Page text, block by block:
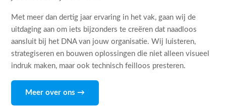
Met meer dan dertig jaar ervaring in het vak, gaan wij de
uitdaging aan om iets bijzonders te creëren dat naadloos
aansluit bij het DNA van jouw organisatie. Wij luisteren,
strategiseren en bouwen oplossingen die niet alleen visueel
indruk maken, maar ook technisch feilloos presteren.
Meer over ons →